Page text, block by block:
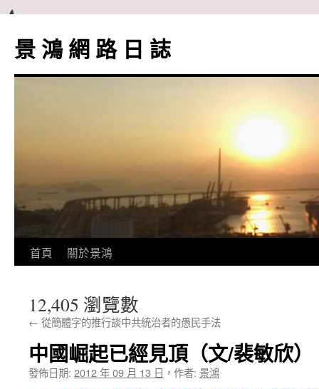
主
要
景 鴻 網 路 日 誌
首頁 關於景鴻
12,405 瀏覽數
← 從簡體字的推行談中共統治者的愚民手法
中國崛起已經見頂（文/裴敏欣）
發佈日期: 2012 年 09 月 13 日 ， 作者: 景鴻
★